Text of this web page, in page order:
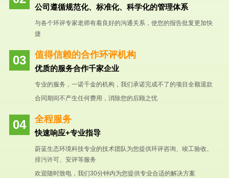
公司遵循规范化、标准化、科学化的管理体系
与各个环评专家老师有着良好的沟通关系，使您的报告批复更加快
捷
值得信赖的合作环评机构
优质的服务合作千家企业
专业的服务，一诺千金的机构，我们承诺完成不了的项目全额退款
合同期间不产生任何费用，消除您的后顾之忧
全程服务
快速响应+专业指导
蔚蓝生态环境科技专业的技术团队为您提供环评咨询、竣工验收、
排污许可、安评等服务
欢迎随时致电，我们30分钟内为您提供专业合适的解决方案